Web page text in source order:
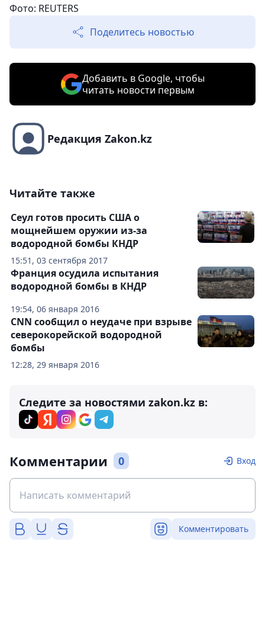
Фото: REUTERS
Поделитесь новостью
Добавить в Google, чтобы
читать новости первым
Редакция Zakon.kz
Читайте также
15:51, 03 сентября 2017
Сеул готов просить США о
мощнейшем оружии из-за
водородной бомбы КНДР
19:54, 06 января 2016
Франция осудила испытания
водородной бомбы в КНДР
12:28, 29 января 2016
CNN сообщил о неудаче при взрыве
северокорейской водородной
бомбы
Следите за новостями zakon.kz в:
Комментарии 0 Вход
Комментировать